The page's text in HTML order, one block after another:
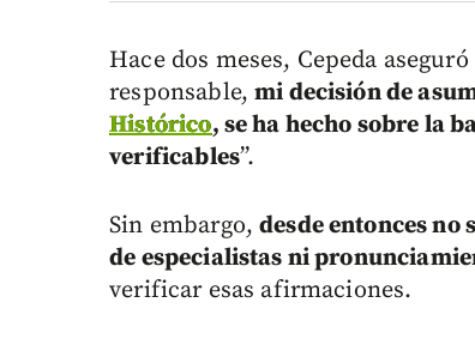
Hace dos meses, Cepeda
responsable,mi decisión de
Histórico, se ha hecho sobre la
verificables”.
Sin embargo,desde entonces no
de especialistas ni
verificar esas afirmaciones.